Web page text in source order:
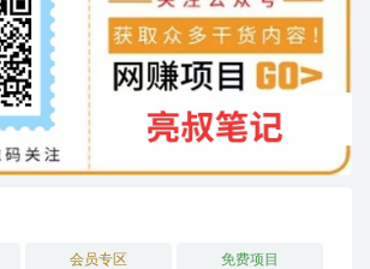
会员专区 免费项目